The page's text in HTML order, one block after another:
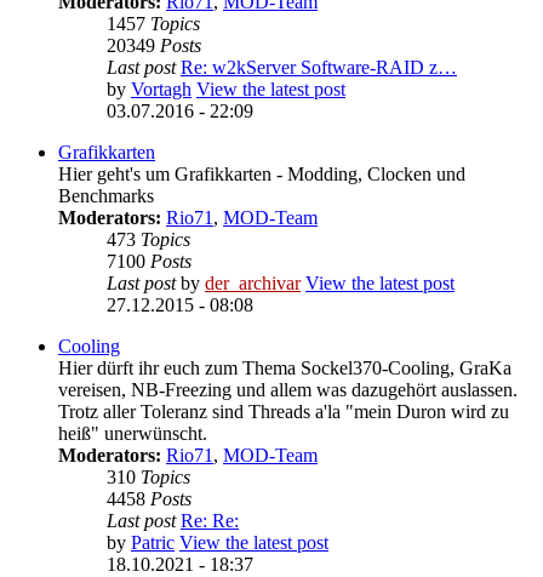
1457 Topics
20349 Posts
Last post Re: w2kServer Software-RAID z…
by Vortagh View the latest post
03.07.2016 - 22:09
Grafikkarten
Hier geht's um Grafikkarten - Modding, Clocken und
Benchmarks
Moderators: Rio71, MOD-Team
473 Topics
7100 Posts
Last postby der_archivar View the latest post
27.12.2015 - 08:08
Cooling
Hier dürft ihr euch zum Thema Sockel370-Cooling, GraKa
vereisen, NB-Freezing und allem was dazugehört auslassen.
Trotz aller Toleranz sind Threads a'la "mein Duron wird zu
heiß" unerwünscht.
Moderators: Rio71, MOD-Team
310 Topics
4458 Posts
Last post Re: Re:
by Patric View the latest post
18.10.2021 - 18:37